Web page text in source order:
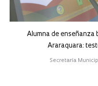
Alumna de enseñanza
Araraquara:
Secretaría